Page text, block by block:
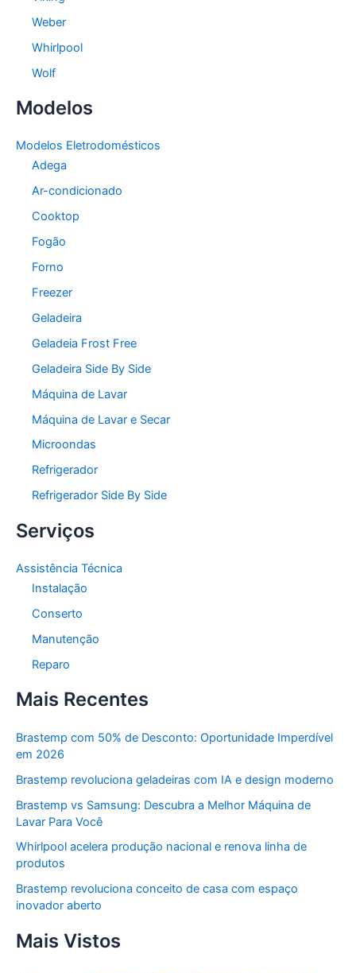
Weber
Whirlpool
Wolf
Modelos
Modelos Eletrodomésticos
Adega
Ar-condicionado
Cooktop
Fogão
Forno
Freezer
Geladeira
Geladeia Frost Free
Geladeira Side By Side
Máquina de Lavar
Máquina de Lavar e Secar
Microondas
Refrigerador
Refrigerador Side By Side
Serviços
Assistência Técnica
Instalação
Conserto
Manutenção
Reparo
Mais Recentes
Brastemp com 50% de Desconto: Oportunidade Imperdível
em 2026
Brastemp revoluciona geladeiras com IA e design moderno
Brastemp vs Samsung: Descubra a Melhor Máquina de
Lavar Para Você
Whirlpool acelera produção nacional e renova linha de
produtos
Brastemp revoluciona conceito de casa com espaço
inovador aberto
Mais Vistos